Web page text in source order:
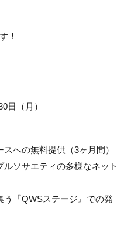
！
日（月）
への無料提供（3ヶ月間）
ソサエティの多様なネット
『QWSステージ』での発